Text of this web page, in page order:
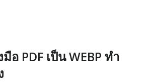
มือ PDF เป็น WEBP ทำ